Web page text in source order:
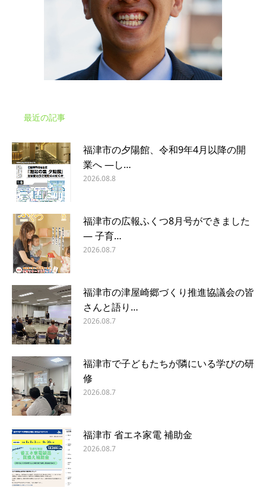
最近の記事
福津市の夕陽館、令和9年4月以降の開
業へ ―し…
2026.08.8
福津市の広報ふくつ8月号ができました
― 子育…
2026.08.7
福津市の津屋崎郷づくり推進協議会の皆
さんと語り…
2026.08.7
福津市で子どもたちが隣にいる学びの研
修
2026.08.7
福津市 省エネ家電 補助金
2026.08.7